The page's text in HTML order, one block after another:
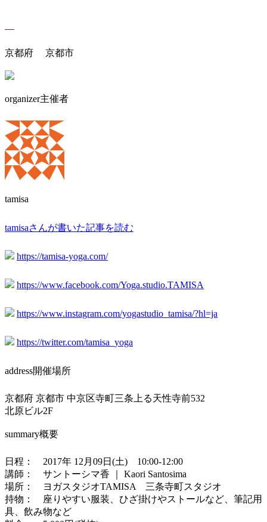
京都府 京都市
organizer主催者
tamisa
tamisaさんが書いた記事を読む
https://tamisa-yoga.com/
https://www.facebook.com/Yoga.studio.TAMISA
https://www.instagram.com/yogastudio_tamisa/?hl=ja
https://twitter.com/tamisa_yoga
address開催場所
京都府 京都市 中京区寺町三条上る天性寺前532
北原ビル2F
summary概要
日程： 2017年 12月09日(土) 10:00-12:00
講師： サントーシマ香 ｜ Kaori Santosima
場所： ヨガスタジオTAMISA 三条寺町スタジオ
持物： 座りやすい服装、ひざ掛けやストールなど、筆記用
具、飲み物など